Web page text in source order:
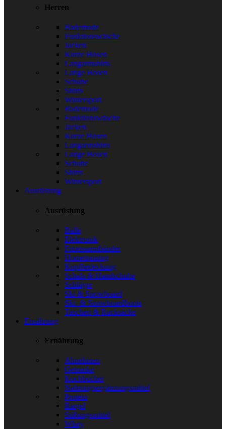
Herren
Bademode
Funktionswäsche
Jacken
Kurze Hosen
Langarmshirts
Lange Hosen
Schuhe
Shirts
Wintersport
Bademode
Funktionswäsche
Jacken
Kurze Hosen
Langarmshirts
Lange Hosen
Schuhe
Shirts
Wintersport
Ausrüstung
Ausrüstung
Bälle
Elektronik
Fitnessarmbänder
Hometraining
Kopfbedeckung
Schals & Handschuhe
Schläger
Ski & Snowboard
Ski- & Snowboardboots
Taschen & Rucksäcke
Ernährung
Ernährung
Abnehmen
Getränke
Kochbücher
Nahrungsergänzungsmittel
Protein
Riegel
Süßungsmittel
Whey